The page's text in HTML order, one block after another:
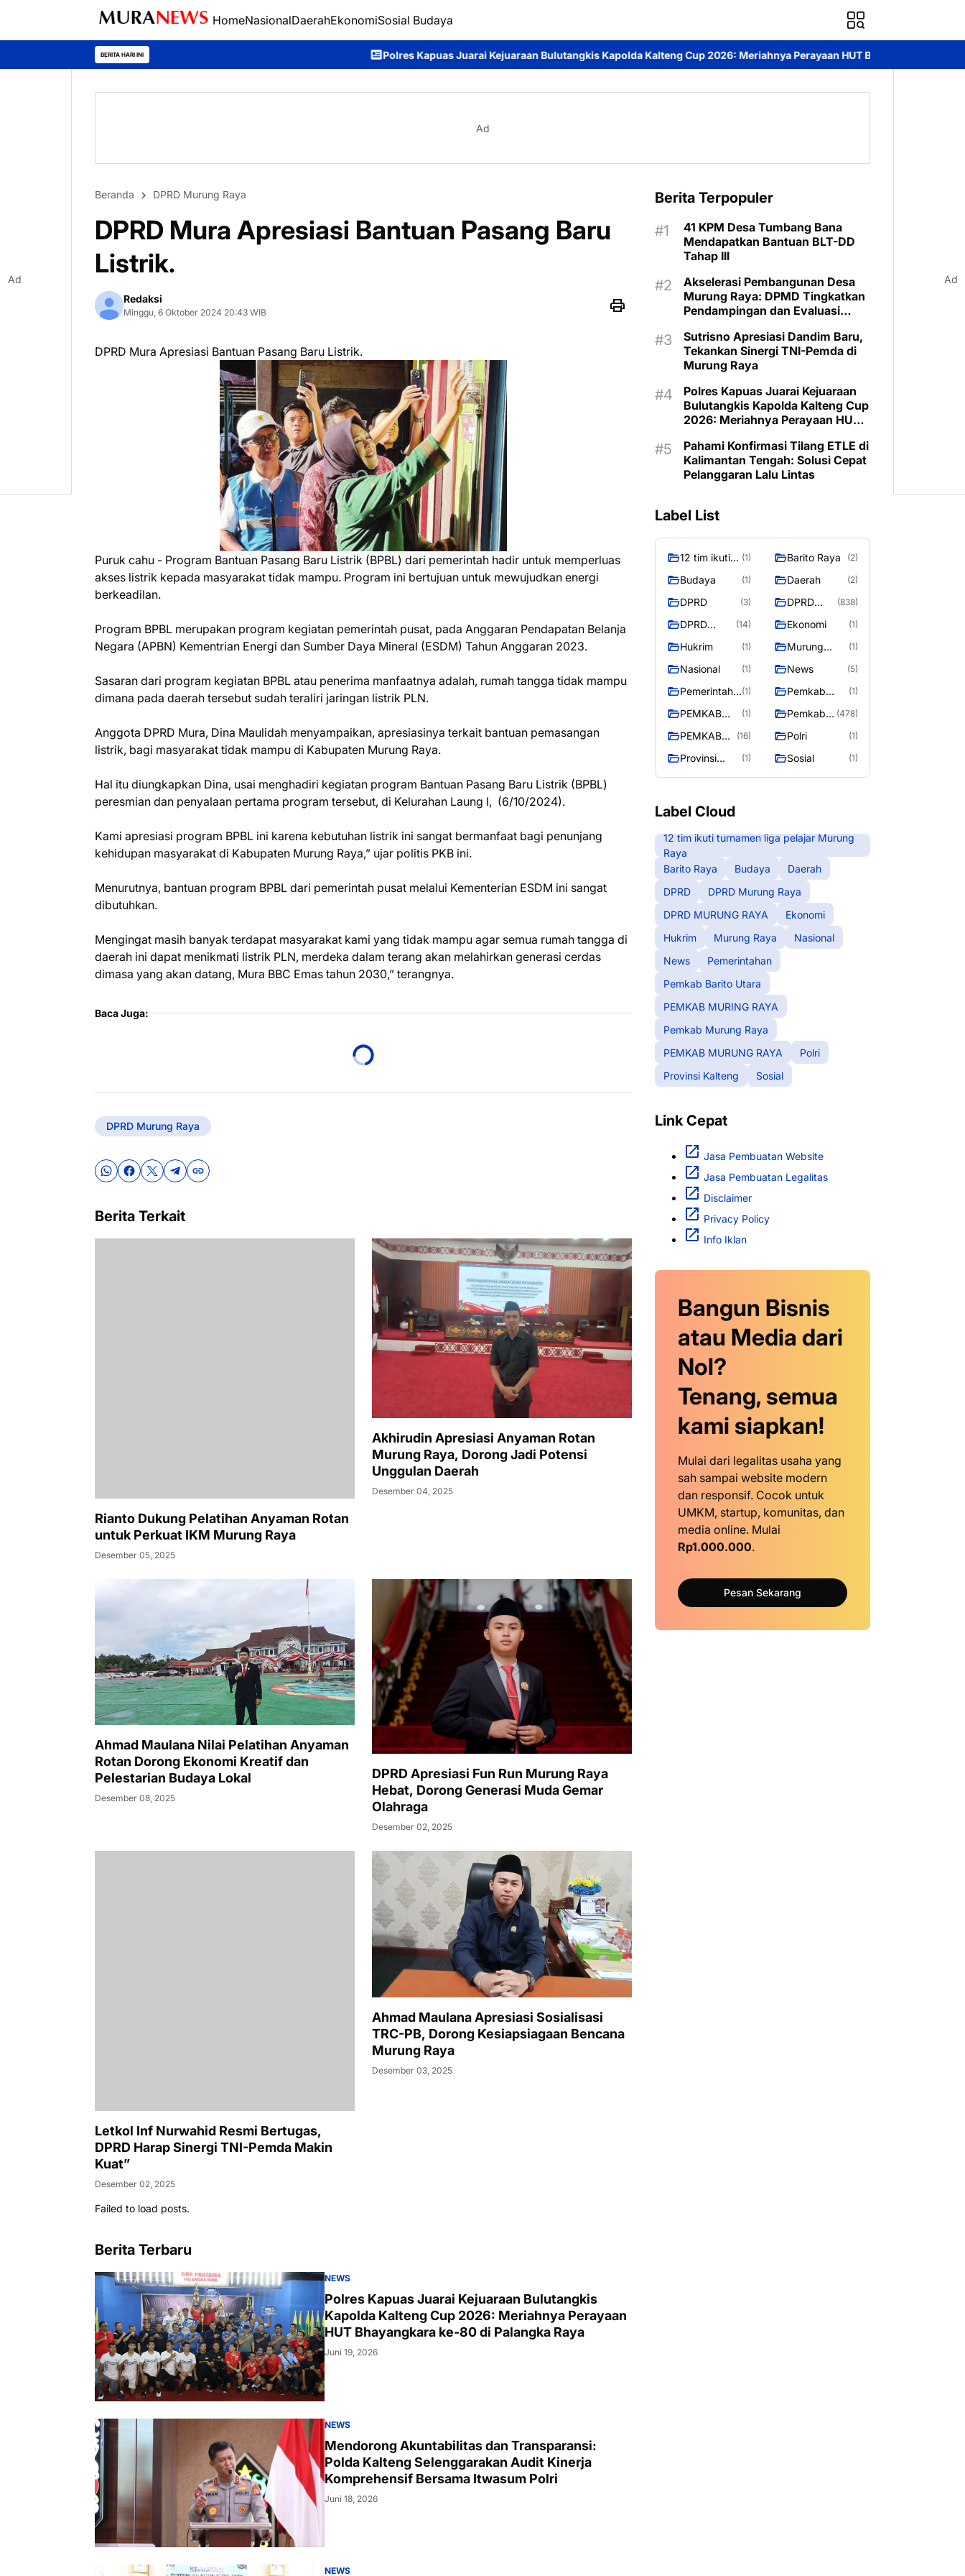
HomeNasionalDaerahEkonomiSosial Budaya
BERITA HARI INI Polres Kapuas Juarai Kejuaraan Bulutangkis Kapolda Kalteng Cup 2026: Meriahnya Perayaan HUT Bhayangkara ke-80 di Palangka Raya
Ad
Beranda DPRD Murung Raya
DPRD Mura Apresiasi Bantuan Pasang Baru
Listrik.
Redaksi
Minggu, 6 Oktober 2024 20:43 WIB
DPRD Mura Apresiasi Bantuan Pasang Baru Listrik.
Puruk cahu - Program Bantuan Pasang Baru Listrik (BPBL) dari pemerintah hadir untuk memperluas
akses listrik kepada masyarakat tidak mampu. Program ini bertujuan untuk mewujudkan energi
berkeadilan.
Program BPBL merupakan program kegiatan pemerintah pusat, pada Anggaran Pendapatan Belanja
Negara (APBN) Kementrian Energi dan Sumber Daya Mineral (ESDM) Tahun Anggaran 2023.
Sasaran dari program kegiatan BPBL atau penerima manfaatnya adalah, rumah tangga tidak mampu
dimana pada daerah tersebut sudah teraliri jaringan listrik PLN.
Anggota DPRD Mura, Dina Maulidah menyampaikan, apresiasinya terkait bantuan pemasangan
listrik, bagi masyarakat tidak mampu di Kabupaten Murung Raya.
Hal itu diungkapkan Dina, usai menghadiri kegiatan program Bantuan Pasang Baru Listrik (BPBL)
peresmian dan penyalaan pertama program tersebut, di Kelurahan Laung I, (6/10/2024).
Kami apresiasi program BPBL ini karena kebutuhan listrik ini sangat bermanfaat bagi penunjang
kehidupan masyarakat di Kabupaten Murung Raya,” ujar politis PKB ini.
Menurutnya, bantuan program BPBL dari pemerintah pusat melalui Kementerian ESDM ini sangat
dibutuhkan.
Mengingat masih banyak terdapat masyarakat kami yang tidak mampu agar semua rumah tangga di
daerah ini dapat menikmati listrik PLN, merdeka dalam terang akan melahirkan generasi cerdas
dimasa yang akan datang, Mura BBC Emas tahun 2030,” terangnya.
Baca Juga:
DPRD Murung Raya
Berita Terkait
Akhirudin Apresiasi Anyaman Rotan
Murung Raya, Dorong Jadi Potensi
Unggulan Daerah
Desember 04, 2025
Ahmad Maulana Nilai Pelatihan Anyaman
Rotan Dorong Ekonomi Kreatif dan
Pelestarian Budaya Lokal
DPRD Apresiasi Fun Run Murung Raya
Hebat, Dorong Generasi Muda Gemar
Olahraga
Ahmad Maulana Apresiasi Sosialisasi
TRC-PB, Dorong Kesiapsiagaan Bencana
Murung Raya
Failed to load posts.
Berita Terbaru
Berita Terpopuler
41 KPM Desa Tumbang Bana
Mendapatkan Bantuan BLT-DD
Tahap III
Akselerasi Pembangunan Desa
Murung Raya: DPMD Tingkatkan
Pendampingan dan Evaluasi
Berkelanjutan
Sutrisno Apresiasi Dandim Baru,
Tekankan Sinergi TNI-Pemda di
Murung Raya
Polres Kapuas Juarai Kejuaraan
Bulutangkis Kapolda Kalteng Cup
2026: Meriahnya Perayaan HUT
Raya
Pahami Konfirmasi Tilang ETLE di
Kalimantan Tengah: Solusi Cepat
Pelanggaran Lalu Lintas
Label List
12 tim ikuti
liga pelajar
Murung
Raya
(1) Barito Raya (2)
Budaya (1) Daerah (2)
DPRD (3)
DPRD
Raya
(838)
DPRD
RAYA
(14) Ekonomi (1)
Hukrim (1)
Murung
(1)
Nasional (1) News (5)
Pemerintaha (1)
Pemkab
Barito Utara
(1)
PEMKAB
RAYA
(1)
Pemkab
Raya
(478)
PEMKAB
RAYA
(16) Polri (1)
Provinsi
(1) Sosial (1)
Label Cloud
12 tim ikuti turnamen liga pelajar Murung
Raya
Barito Raya
Budaya
Daerah
DPRD
DPRD Murung Raya
DPRD MURUNG RAYA
Ekonomi
Hukrim
Murung Raya
Nasional
News
Pemerintahan
Pemkab Barito Utara
PEMKAB MURING RAYA
Pemkab Murung Raya
PEMKAB MURUNG RAYA
Polri
Provinsi Kalteng
Sosial
Link Cepat
Jasa Pembuatan Website
Jasa Pembuatan Legalitas
Disclaimer
Privacy Policy
Info Iklan
Bangun Bisnis
atau Media dari
Nol?
Tenang, semua
kami siapkan!
Mulai dari legalitas usaha yang
sah sampai website modern
dan responsif. Cocok untuk
UMKM, startup, komunitas, dan
media online. Mulai
Rp1.000.000.
Pesan Sekarang
Ad Ad